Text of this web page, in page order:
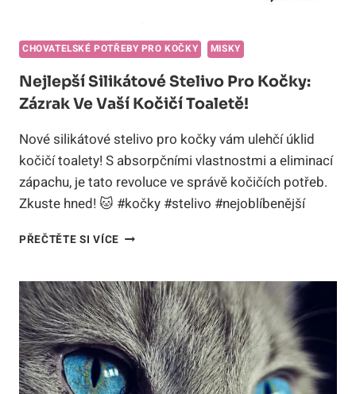
CHOVATELSKÉ POTŘEBY PRO KOČKY MISKY
Nejlepší Silikátové Stelivo Pro Kočky:
Zázrak Ve Vaší Kočičí Toaletě!
Nové silikátové stelivo pro kočky vám ulehčí úklid
kočičí toalety! S absorpčními vlastnostmi a eliminací
zápachu, je tato revoluce ve správě kočičích potřeb.
Zkuste hned! 🐱 #kočky #stelivo #nejoblíbenější
PŘEČTĚTE SI VÍCENEJLEPŠÍ
PRO
KOČKY:
ZÁZRAK
VE
VAŠÍ
KOČIČÍ
TOALETĚ!